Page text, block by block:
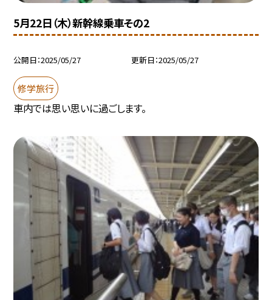
5月22日（木）新幹線乗車その2
公開日 2025/05/27 更新日 2025/05/27
修学旅行
車内では思い思いに過ごします。